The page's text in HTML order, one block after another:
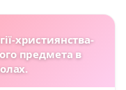
християнства-
предмета в